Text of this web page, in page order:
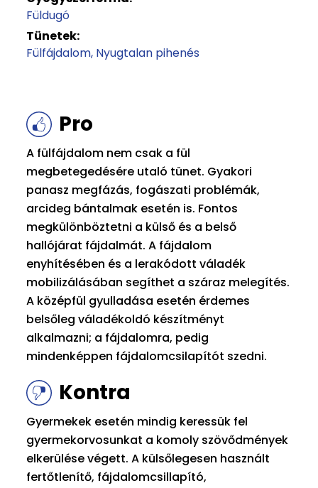
Füldugó
Tünetek:
Fülfájdalom Nyugtalan pihenés
Pro
A fülfájdalom nem csak a fül
megbetegedésére utaló tünet. Gyakori
panasz megfázás, fogászati problémák,
arcideg bántalmak esetén is. Fontos
megkülönböztetni a külső és a belső
hallójárat fájdalmát. A fájdalom
enyhítésében és a lerakódott váladék
mobilizálásában segíthet a száraz melegítés.
A középfül gyulladása esetén érdemes
belsőleg váladékoldó készítményt
alkalmazni; a fájdalomra, pedig
mindenképpen fájdalomcsilapítót szedni.
Kontra
Gyermekek esetén mindig keressük fel
gyermekorvosunkat a komoly szövődmények
elkerülése végett. A külsőlegesen használt
fertőtlenítő, fájdalomcsillapító,